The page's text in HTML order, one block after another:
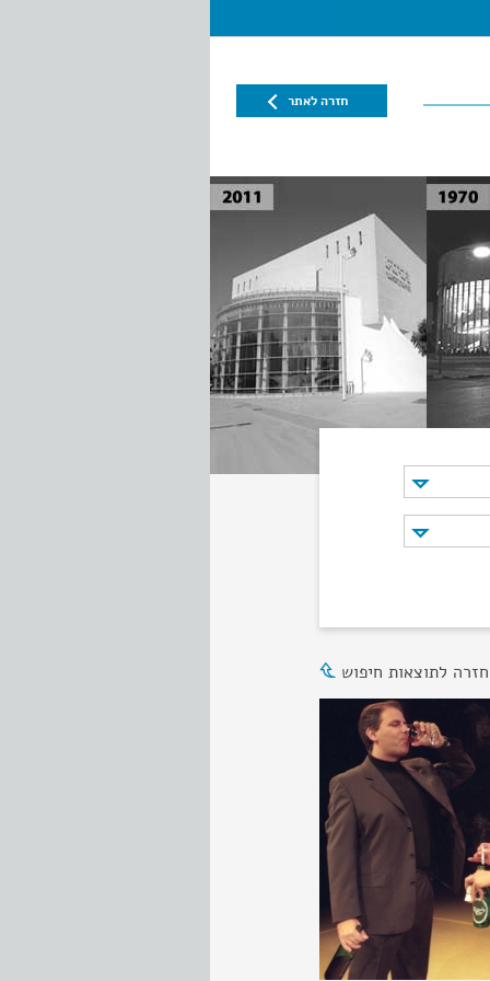
חזרה לאתר
חזרה לתוצאות חיפוש